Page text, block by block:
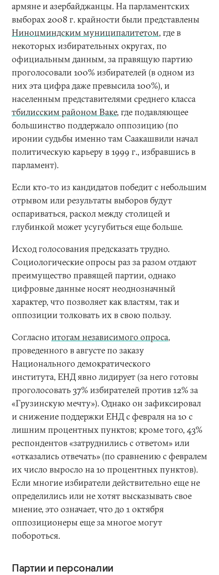
армяне и азербайджанцы. На парламентских
выборах 2008 г. крайности были представлены
Ниноцминдским муниципалитетом, где в
некоторых избирательных округах, по
официальным данным, за правящую партию
проголосовали 100% избирателей (в одном из
них эта цифра даже превысила 100%), и
населенным представителями среднего класса
тбилисским районом Ваке, где подавляющее
большинство поддержало оппозицию (по
иронии судьбы именно там Саакашвили начал
политическую карьеру в 1999 г., избравшись в
парламент).
Если кто-то из кандидатов победит с небольшим
отрывом или результаты выборов будут
оспариваться, раскол между столицей и
глубинкой может усугубиться еще больше.
Исход голосования предсказать трудно.
Социологические опросы раз за разом отдают
преимущество правящей партии, однако
цифровые данные носят неоднозначный
характер, что позволяет как властям, так и
оппозиции толковать их в свою пользу.
Согласно итогам независимого опроса,
проведенного в августе по заказу
Национального демократического
института, ЕНД явно лидирует (за него готовы
проголосовать 37% избирателей против 12% за
«Грузинскую мечту»). Однако он зафиксировал
и снижение поддержки ЕНД с февраля на 10 с
лишним процентных пунктов; кроме того, 43%
респондентов «затруднились с ответом» или
«отказались отвечать» (по сравнению с февралем
их число выросло на 10 процентных пунктов).
Если многие избиратели действительно еще не
определились или не хотят высказывать свое
мнение, это означает, что до 1 октября
оппозиционеры еще за многое могут
побороться.
Партии и персоналии